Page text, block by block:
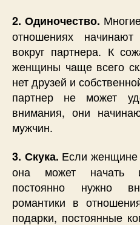
2. Одиночество.
отношениях
вокруг партнера. К
женщины чаще всего
нет друзей и
партнер не может
внимания, они
мужчин.
3. Скука. Если женщине
она может начать
постоянно нужно
романтики в
подарки, постоянные